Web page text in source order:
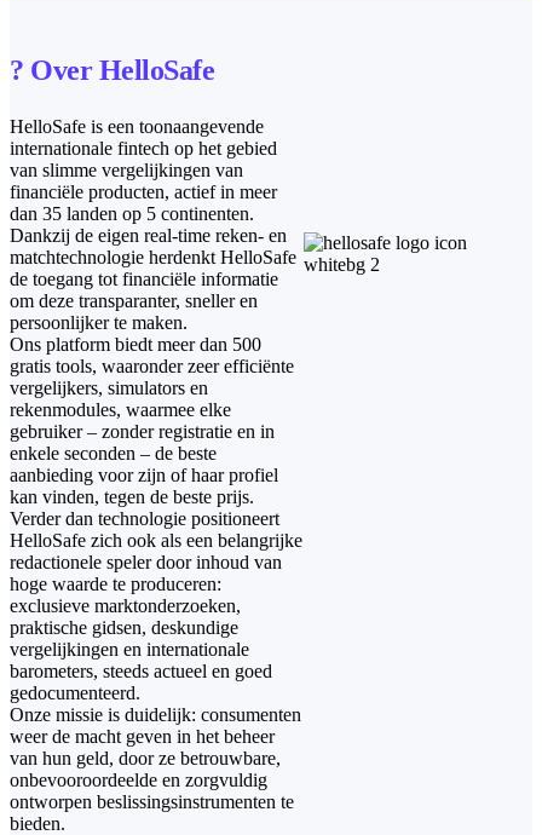
? Over HelloSafe
HelloSafe is een toonaangevende
internationale fintech op het gebied
van slimme vergelijkingen van
financiële producten, actief in meer
dan 35 landen op 5 continenten.
Dankzij de eigen real-time reken- en
matchtechnologie herdenkt HelloSafe
de toegang tot financiële informatie
om deze transparanter, sneller en
persoonlijker te maken.
Ons platform biedt meer dan 500
gratis tools, waaronder zeer efficiënte
vergelijkers, simulators en
rekenmodules, waarmee elke
gebruiker – zonder registratie en in
enkele seconden – de beste
aanbieding voor zijn of haar profiel
kan vinden, tegen de beste prijs.
Verder dan technologie positioneert
HelloSafe zich ook als een belangrijke
redactionele speler door inhoud van
hoge waarde te produceren:
exclusieve marktonderzoeken,
praktische gidsen, deskundige
vergelijkingen en internationale
barometers, steeds actueel en goed
gedocumenteerd.
Onze missie is duidelijk: consumenten
weer de macht geven in het beheer
van hun geld, door ze betrouwbare,
onbevooroordeelde en zorgvuldig
ontworpen beslissingsinstrumenten te
bieden.